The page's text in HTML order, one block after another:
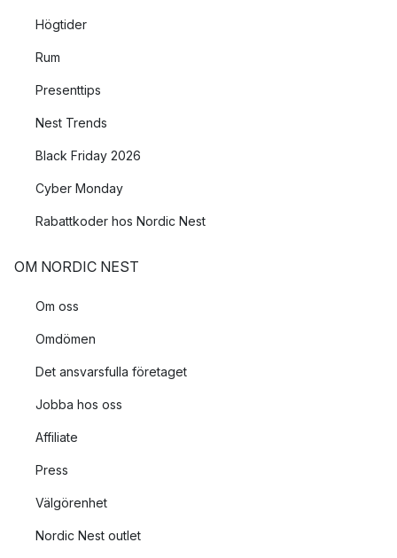
Högtider
Rum
Presenttips
Nest Trends
Black Friday 2026
Cyber Monday
Rabattkoder hos Nordic Nest
OM NORDIC NEST
Om oss
Omdömen
Det ansvarsfulla företaget
Jobba hos oss
Affiliate
Press
Välgörenhet
Nordic Nest outlet